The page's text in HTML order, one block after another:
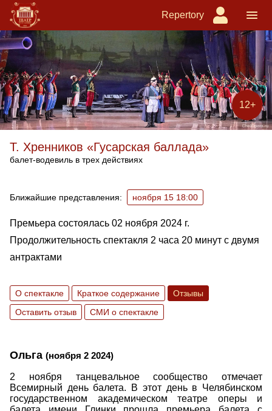
Repertory
12+
Т. Хренников «Гусарская баллада»
балет-водевиль в трех действиях
Ближайшие представления: ноября 15 18:00
Премьера состоялась 02 ноября 2024 г.
Продолжительность спектакля 2 часа 20 минут с двумя
антрактами
О спектакле Краткое содержание
Отзывы
Оставить отзыв
СМИ о спектакле
Ольга (ноября 2 2024)
2 ноября танцевальное сообщество отмечает
Всемирный день балета. В этот день в Челябинском
государственном академическом театре оперы и